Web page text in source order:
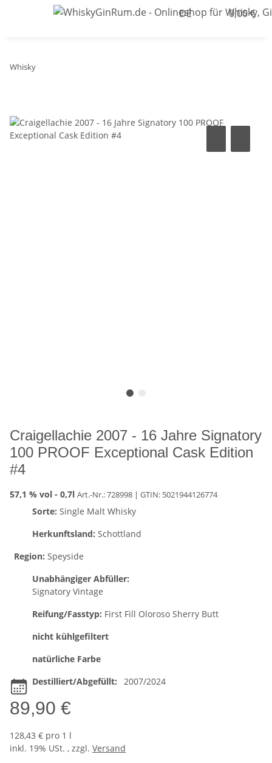
DE 0,00 €
Whisky
Craigellachie 2007 - 16 Jahre Signatory
100 PROOF Exceptional Cask Edition
#4
57,1 % vol - 0,7l Art.-Nr.: 728998 | GTIN: 5021944126774
Sorte: Single Malt Whisky
Herkunftsland: Schottland
Region: Speyside
Unabhängiger Abfüller:
Signatory Vintage
Reifung/Fasstyp: First Fill Oloroso Sherry Butt
nicht kühlgefiltert
natürliche Farbe
Destilliert/Abgefüllt:
2007/2024
89,90 €
128,43 € pro 1 l
inkl. 19% USt. , zzgl. Versand